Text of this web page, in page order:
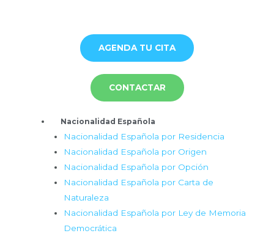
AGENDA TU CITA
CONTACTAR
Nacionalidad Española
Nacionalidad Española por Residencia
Nacionalidad Española por Origen
Nacionalidad Española por Opción
Nacionalidad Española por Carta de
Naturaleza
Nacionalidad Española por Ley de Memoria
Democrática
Menú